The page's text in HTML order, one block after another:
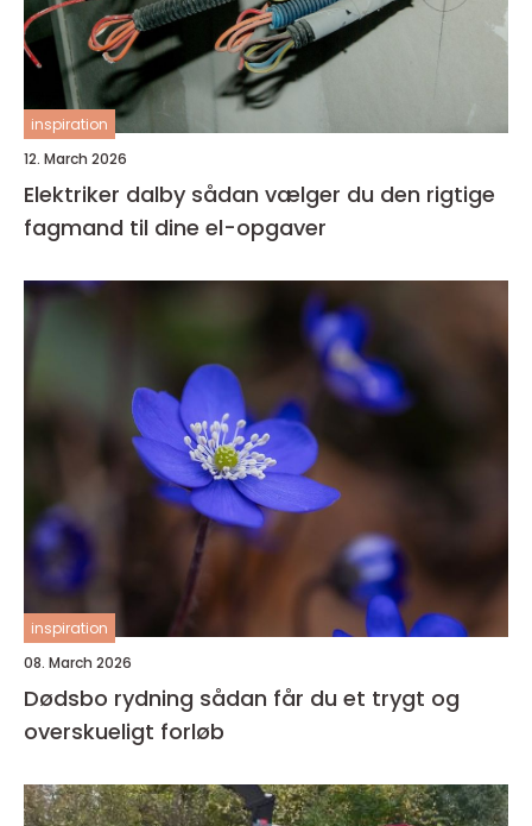
inspiration
12. March 2026
Elektriker dalby sådan vælger du den rigtige
fagmand til dine el-opgaver
inspiration
08. March 2026
Dødsbo rydning sådan får du et trygt og
overskueligt forløb